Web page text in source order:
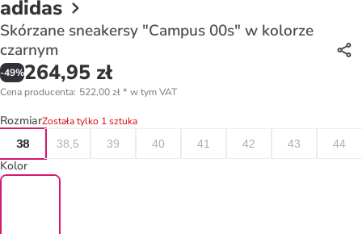
adidas
Skórzane sneakersy "Campus 00s" w kolorze
czarnym
-49%264,95 zł
Cena producenta: 522,00 zł* w tym VAT
RozmiarZostała tylko 1 sztuka
38
38,5 39 40 41 42 43 44
Kolor